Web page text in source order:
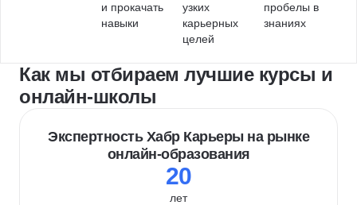
и прокачать
навыки
узких
карьерных
целей
пробелы в
знаниях
Как мы отбираем лучшие курсы и
онлайн-школы
Экспертность Хабр Карьеры на рынке
онлайн-образования
20
лет